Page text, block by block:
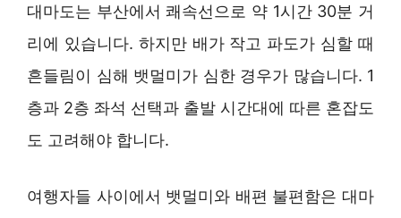
대마도는 부산에서 쾌속선으로 약 1시간 30분 거
리에 있습니다. 하지만 배가 작고 파도가 심할 때
흔들림이 심해 뱃멀미가 심한 경우가 많습니다. 1
층과 2층 좌석 선택과 출발 시간대에 따른 혼잡도
도 고려해야 합니다.
여행자들 사이에서 뱃멀미와 배편 불편함은 대마